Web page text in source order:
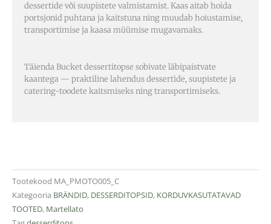
dessertide või suupistete valmistamist. Kaas aitab hoida
portsjonid puhtana ja kaitstuna ning muudab hoiustamise,
transportimise ja kaasa müümise mugavamaks.
Täienda Bucket dessertitopse sobivate läbipaistvate
kaantega — praktiline lahendus dessertide, suupistete ja
catering-toodete kaitsmiseks ning transportimiseks.
Tootekood MA_PMOTO005_C
Kategooria BRÄNDID, DESSERDITOPSID, KORDUVKASUTATAVAD
TOOTED, Martellato